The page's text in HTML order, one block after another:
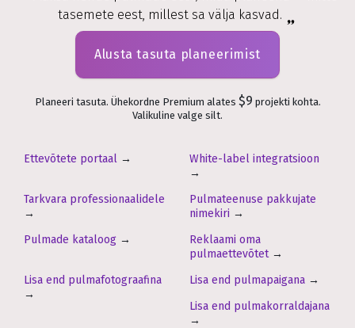
tasemete eest, millest sa välja kasvad.
Alusta tasuta planeerimist
Planeeri tasuta. Ühekordne Premium alates $9 projekti kohta.
Valikuline valge silt.
Ettevõtete portaal →
White-label integratsioon
→
Tarkvara professionaalidele
→
Pulmateenuse pakkujate
nimekiri →
Pulmade kataloog →
Reklaami oma
pulmaettevõtet→
Lisa end pulmafotograafina
→
Lisa end pulmapaigana →
Lisa end pulmakorraldajana
→